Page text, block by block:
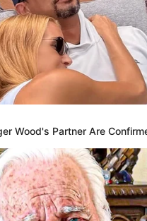
Wood's Partner Are